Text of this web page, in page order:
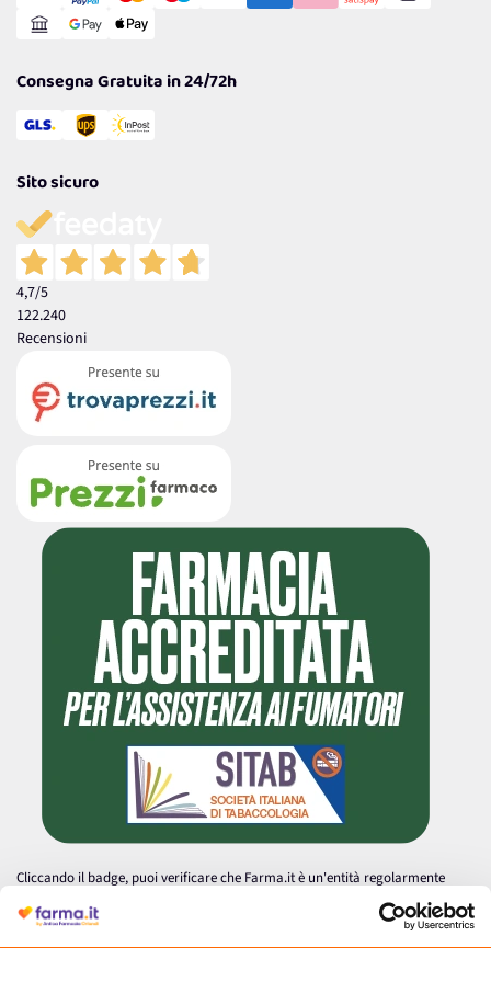
Reso Facile e Veloce
Consegna Gratuita in 24/72h
Sito sicuro
4,7/5
122.240
Recensioni
Cliccando il badge, puoi verificare che Farma.it è un'entità regolarmente
autorizzata dal Ministero della Salute a effettuare la vendita online di
medicinali.